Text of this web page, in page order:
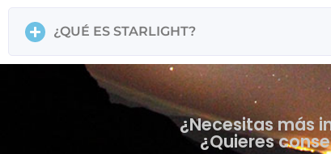
¿QUÉ ES STARLIGHT?
¿Necesitas más
¿Quieres